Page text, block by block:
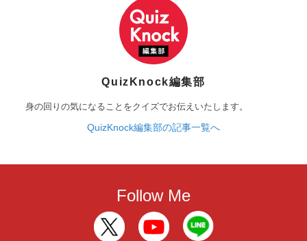
QuizKnock編集部
身の回りの気になることをクイズでお伝えいたします。
QuizKnock編集部の記事一覧へ
Follow Me